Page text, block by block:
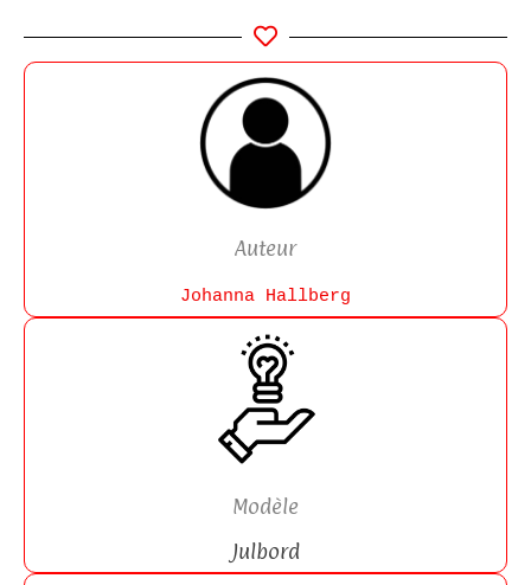
Auteur
Johanna Hallberg
Modèle
Julbord